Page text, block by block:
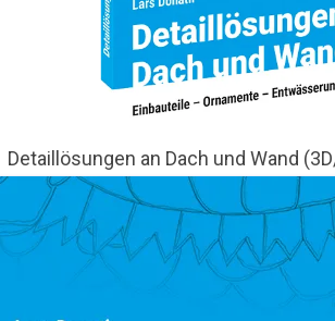
Detaillösungen an Dach und Wand